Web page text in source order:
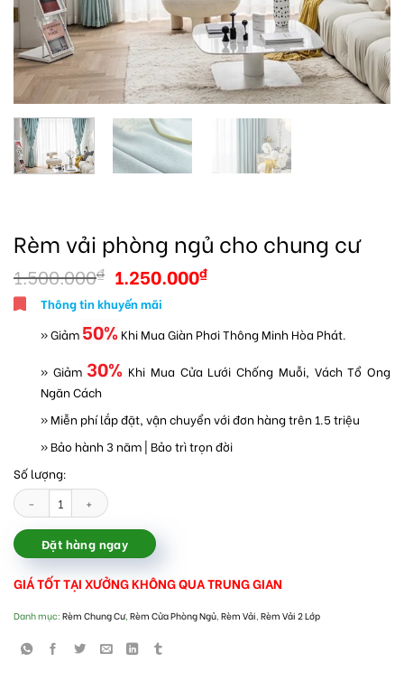
Rèm vải phòng ngủ cho chung cư
1.500.000₫ 1.250.000₫
Thông tin khuyến mãi
» Giảm 50% Khi Mua Giàn Phơi Thông Minh Hòa Phát.
» Giảm 30% Khi Mua Cửa Lưới Chống Muỗi, Vách Tổ Ong
Ngăn Cách
» Miễn phí lắp đặt, vận chuyển với đơn hàng trên 1.5 triệu
» Bảo hành 3 năm | Bảo trì trọn đời
Số lượng:
Rèm vải phòng ngủ cho chung cư số lượng
Đặt hàng ngay
GIÁ TỐT TẠI XƯỞNG KHÔNG QUA TRUNG GIAN
Danh mục: Rèm Chung Cư, Rèm Cửa Phòng Ngủ, Rèm Vải, Rèm Vải 2 Lớp